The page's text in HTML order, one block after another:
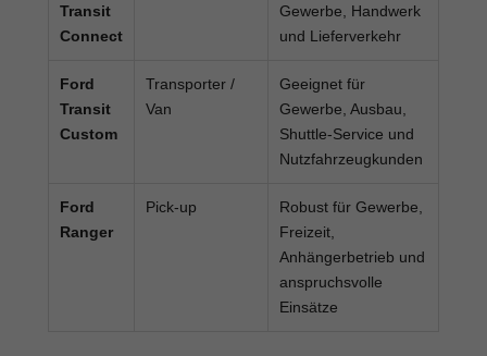
Transit
Connect
Gewerbe, Handwerk
und Lieferverkehr
Ford
Transit
Custom
Transporter /
Van
Geeignet für
Gewerbe, Ausbau,
Shuttle-Service und
Nutzfahrzeugkunden
Ford
Ranger
Pick-up
Robust für Gewerbe,
Freizeit,
Anhängerbetrieb und
anspruchsvolle
Einsätze